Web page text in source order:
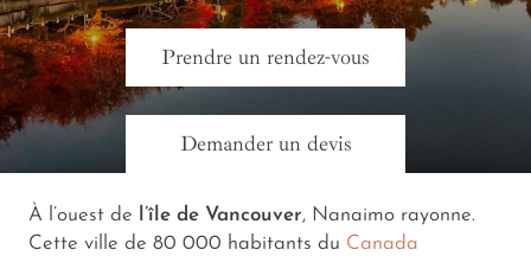
Prendre un rendez-vous
Demander un devis
À l’ouest de l’île de Vancouver, Nanaimo rayonne.
Cette ville de 80 000 habitants du Canada